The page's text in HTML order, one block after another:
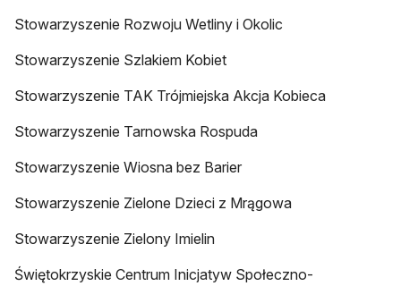
Stowarzyszenie Rozwoju Wetliny i Okolic
Stowarzyszenie Szlakiem Kobiet
Stowarzyszenie TAK Trójmiejska Akcja Kobieca
Stowarzyszenie Tarnowska Rospuda
Stowarzyszenie Wiosna bez Barier
Stowarzyszenie Zielone Dzieci z Mrągowa
Stowarzyszenie Zielony Imielin
Świętokrzyskie Centrum Inicjatyw Społeczno-